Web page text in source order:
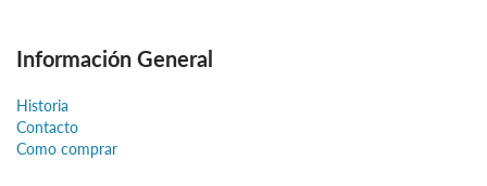
Información General
Historia
Contacto
Como comprar